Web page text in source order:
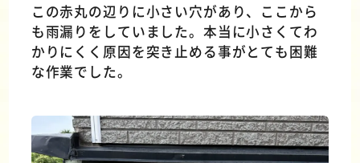
この赤丸の辺りに小さい穴があり、ここから
も雨漏りをしていました。本当に小さくてわ
かりにくく原因を突き止める事がとても困難
な作業でした。